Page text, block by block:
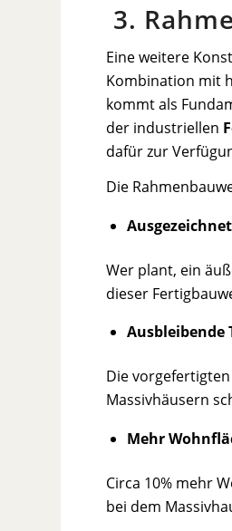
3.
Eine weitere
Kombination mit
kommt als
der industriellen
dafür zur
Die
Wer plant, ein
dieser
Ausbleibende
Die
Massivhäusern
Mehr
Circa 10% mehr
bei dem